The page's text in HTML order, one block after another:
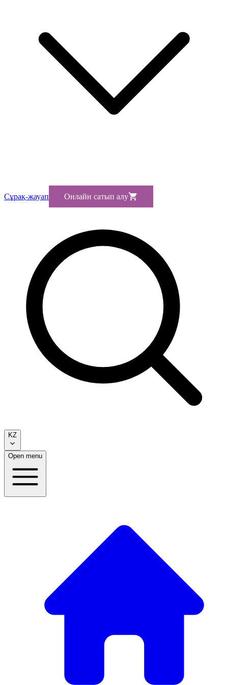
Сұрақ-жауап Онлайн сатып алу
KZ
Open menu